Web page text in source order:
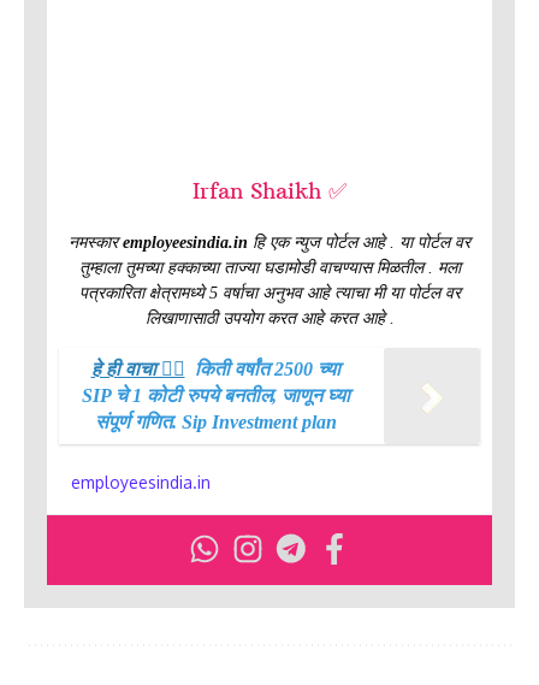
Irfan Shaikh ✅
नमस्कारemployeesindia.in हि एक न्युज पोर्टल आहे . या पोर्टल वर
तुम्हाला तुमच्या हक्काच्या ताज्या घडामोडी वाचण्यास मिळतील . मला
पत्रकारिता क्षेत्रामध्ये 5 वर्षाचा अनुभव आहे त्याचा मी या पोर्टल वर
लिखाणासाठी उपयोग करत आहे करत आहे .
हे ही वाचा 👉🏻
किती वर्षांत 2500 च्या
SIP चे 1 कोटी रुपये बनतील, जाणून घ्या
संपूर्ण गणित. Sip Investment plan
employeesindia.in